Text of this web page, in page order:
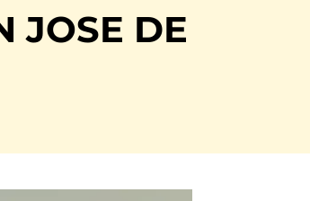
JOSE DE